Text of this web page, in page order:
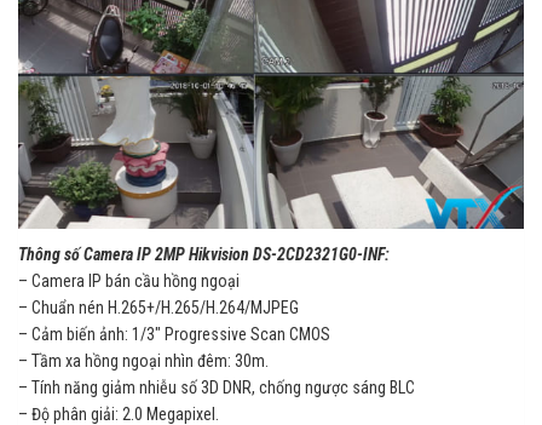
Thông số Camera IP 2MP Hikvision DS-2CD2321G0-INF:
– Camera IP bán cầu hồng ngoại
– Chuẩn nén H.265+/H.265/H.264/MJPEG
– Cảm biến ảnh: 1/3″ Progressive Scan CMOS
– Tầm xa hồng ngoại nhìn đêm: 30m.
– Tính năng giảm nhiễu số 3D DNR, chống ngược sáng BLC
– Độ phân giải: 2.0 Megapixel.